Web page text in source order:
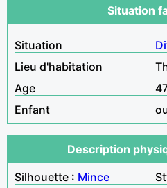
Situation
Situation
Lieu d'habitation
Age
Enfant
Description
Silhouette : Mince